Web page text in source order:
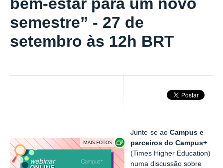
bem-estar para um novo
semestre” - 27 de
setembro às 12h BRT
Exibir carrossel de imagens
Junte-se ao Campus e
parceiros do Campus+
(Times Higher Education)
numa discussão sobre